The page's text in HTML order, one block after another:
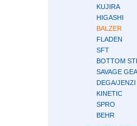
KUJIRA
HIGASHI
BALZER
FLADEN
SFT
BOTTOM
SAVAGE
DEGA/JENZI
KINETIC
SPRO
BEHR